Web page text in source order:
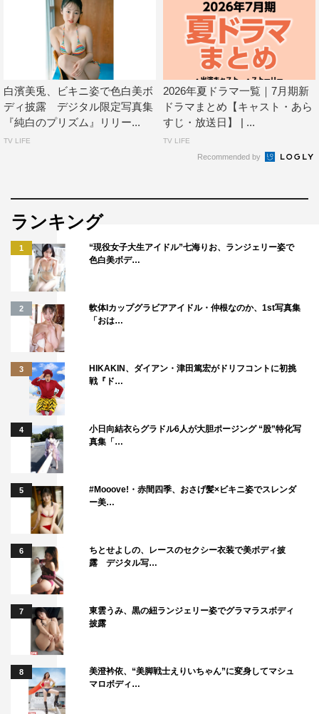
白濱美兎、ビキニ姿で色白美ボ
ディ披露 デジタル限定写真集
『純白のプリズム』リリー...
TV LIFE
2026年夏ドラマ一覧｜7月期新
ドラマまとめ【キャスト・あら
すじ・放送日】 | ...
TV LIFE
Recommended by
ランキング
1
“現役女子大生アイドル”七海りお、ランジェリー姿で
色白美ボデ…
2
軟体Iカップグラビアアイドル・仲根なのか、1st写真集
「おは…
3
HIKAKIN、ダイアン・津田篤宏がドリフコントに初挑
戦『ド…
4
小日向結衣らグラドル6人が大胆ポージング “股”特化写
真集「…
5
#Mooove!・赤間四季、おさげ髪×ビキニ姿でスレンダ
ー美…
6
ちとせよしの、レースのセクシー衣装で美ボディ披
露 デジタル写…
7
東雲うみ、黒の紐ランジェリー姿でグラマラスボディ
披露
8
美澄衿依、“美脚戦士えりいちゃん”に変身してマシュ
マロボディ…